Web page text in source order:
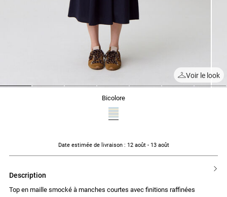
Voir le look
bicolore
Date estimée de livraison: 12 août - 13 août
description
Top en maille smocké à manches courtes avec finitions raffinées